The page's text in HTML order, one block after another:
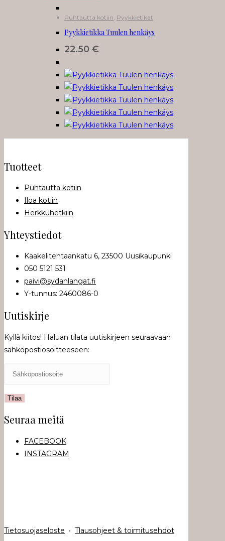
Puhtautta kotiin Pyykkietikat
Pyykkietikka Tuulen henkäys
22.50 €
Tuotteet
Puhtautta kotiin
Iloa kotiin
Herkkuhetkiin
Yhteystiedot
Kaakelitehtaankatu 6, 23500 Uusikaupunki
050 5121 531
paivi@sydanlangat.fi
Y-tunnus: 2460086-0
Uutiskirje
Kyllä kiitos! Haluan tilata uutiskirjeen seuraavaan
sähköpostiosoitteeseen:
Seuraa meitä
FACEBOOK
INSTAGRAM
Tietosuojaseloste • Tlausohjeet & toimitusehdot